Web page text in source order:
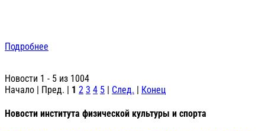
Подробнее
Новости 1 - 5 из 1004
Начало | Пред. | 1 2 3 4 5 | След. | Конец
Новости института физической культуры и спорта